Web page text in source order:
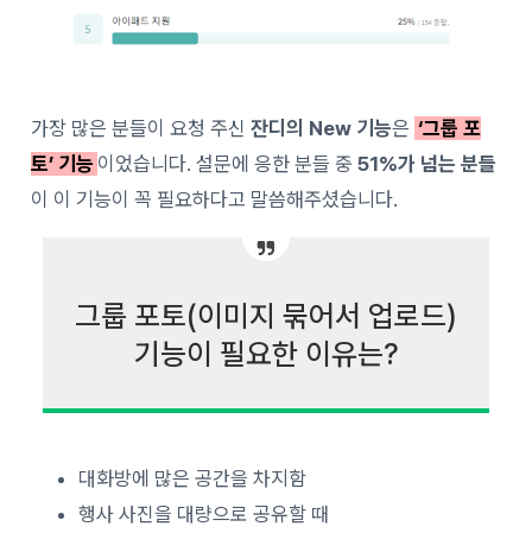
가장 많은 분들이 요청 주신잔디의 New 기능은 ‘그룹 포
토’ 기능 이었습니다. 설문에 응한 분들 중51%가 넘는 분들
이 이 기능이 꼭 필요하다고 말씀해주셨습니다.
그룹 포토(이미지 묶어서 업로드)
기능이 필요한 이유는?
대화방에 많은 공간을 차지함
행사 사진을 대량으로 공유할 때